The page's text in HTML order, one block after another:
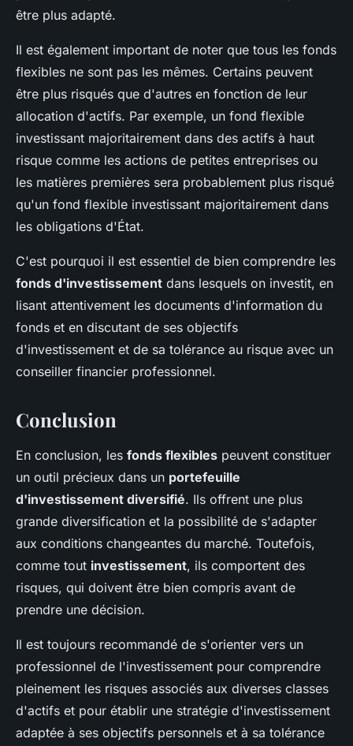
être plus adapté.
Il est également important de noter que tous les fonds
flexibles ne sont pas les mêmes. Certains peuvent
être plus risqués que d'autres en fonction de leur
allocation d'actifs. Par exemple, un fond flexible
investissant majoritairement dans des actifs à haut
risque comme les actions de petites entreprises ou
les matières premières sera probablement plus risqué
qu'un fond flexible investissant majoritairement dans
les obligations d'État.
C'est pourquoi il est essentiel de bien comprendre les
fonds d'investissement dans lesquels on investit, en
lisant attentivement les documents d'information du
fonds et en discutant de ses objectifs
d'investissement et de sa tolérance au risque avec un
conseiller financier professionnel.
Conclusion
En conclusion, les fonds flexibles peuvent constituer
un outil précieux dans un portefeuille
d'investissement diversifié. Ils offrent une plus
grande diversification et la possibilité de s'adapter
aux conditions changeantes du marché. Toutefois,
comme tout investissement, ils comportent des
risques, qui doivent être bien compris avant de
prendre une décision.
Il est toujours recommandé de s'orienter vers un
professionnel de l'investissement pour comprendre
pleinement les risques associés aux diverses classes
d'actifs et pour établir une stratégie d'investissement
adaptée à ses objectifs personnels et à sa tolérance